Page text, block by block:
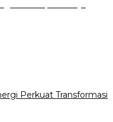
Perkuat Transformasi